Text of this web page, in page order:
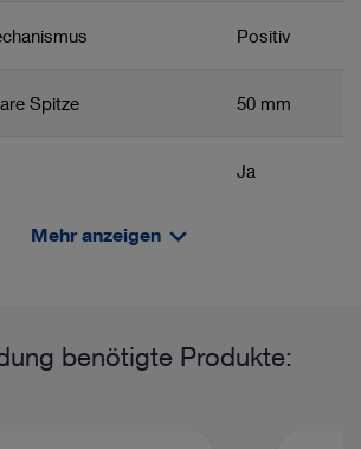
Positiv
Spitze 50 mm
Ja
Mehr anzeigen
benötigte Produkte: